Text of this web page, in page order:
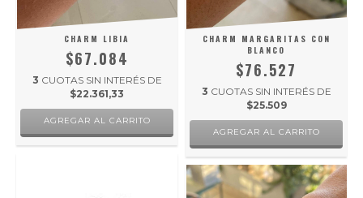
CHARM LIBIA
$67.084
3 CUOTAS SIN INTERÉS DE
$22.361,33
AGREGAR AL CARRITO
CHARM MARGARITAS CON
BLANCO
$76.527
3 CUOTAS SIN INTERÉS DE
$25.509
AGREGAR AL CARRITO